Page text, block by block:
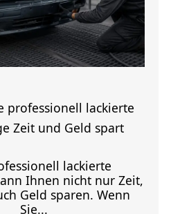
professionell lackierte
Zeit und Geld spart
lackierte
Ihnen nicht nur Zeit,
Geld sparen. Wenn
Sie...